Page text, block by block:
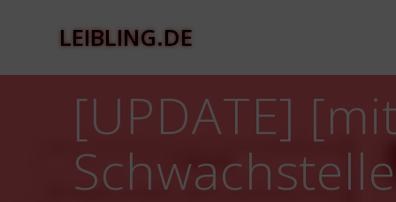
LEIBLING.DE
[UPDATE]